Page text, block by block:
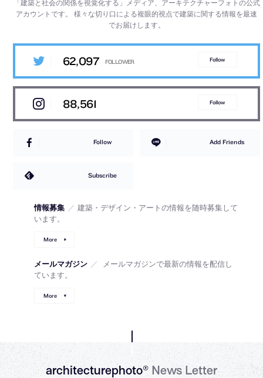
「建築と社会の関係を視覚化する」メディア、アーキテクチャーフォトの公式
アカウントです。様々な切り口による複眼的視点で建築に関する情報を最速
でお届けします。
62,097 Follow
88,561 Follow
Follow Add Friends
Subscribe
情報募集 ／ 建築・デザイン・アートの情報を随時募集して
います。
More
メールマガジン ／
メールマガジンで最新の情報を配信し
ています。
More
architecturephoto®News Letter